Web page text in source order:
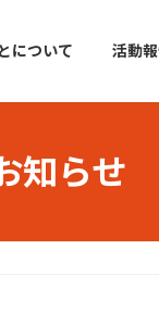
について 活動
知らせ